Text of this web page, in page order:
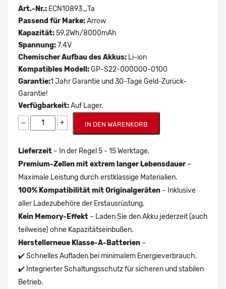
Art.-Nr.: ECN10893_Ta
Passend für Marke:Arrow
Kapazität:59.2Wh/8000mAh
Spannung:7.4V
Chemischer Aufbau des Akkus: Li-ion
Kompatibles Modell:GP-S22-000000-0100
Garantie:1 Jahr Garantie und 30-Tage Geld-Zurück-
Garantie!
Verfügbarkeit:Auf Lager.
− + IN DEN WARENKORB
Lieferzeit – In der Regel 5 - 15 Werktage.
Premium-Zellen mit extrem langer Lebensdauer–
Maximale Leistung durch erstklassige Materialien.
100% Kompatibilität mit Originalgeräten – Inklusive
aller Ladezubehöre der Erstausrüstung.
Kein Memory-Effekt – Laden Sie den Akku jederzeit (auch
teilweise) ohne Kapazitätseinbußen.
Herstellerneue Klasse-A-Batterien –
✔️ Schnelles Aufladen bei minimalem Energieverbrauch.
✔️ Integrierter Schaltungsschutz für sicheren und stabilen
Betrieb.